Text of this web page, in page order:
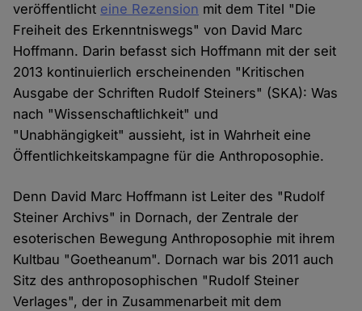
veröffentlicht eine Rezension mit dem Titel "Die
Freiheit des Erkenntniswegs" von David Marc
Hoffmann. Darin befasst sich Hoffmann mit der seit
2013 kontinuierlich erscheinenden "Kritischen
Ausgabe der Schriften Rudolf Steiners" (SKA): Was
nach "Wissenschaftlichkeit" und
"Unabhängigkeit" aussieht, ist in Wahrheit eine
Öffentlichkeitskampagne für die Anthroposophie.
Denn David Marc Hoffmann ist Leiter des "Rudolf
Steiner Archivs" in Dornach, der Zentrale der
esoterischen Bewegung Anthroposophie mit ihrem
Kultbau "Goetheanum". Dornach war bis 2011 auch
Sitz des anthroposophischen "Rudolf Steiner
Verlages", der in Zusammenarbeit mit dem